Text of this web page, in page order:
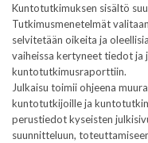
Kuntotutkimuksen sisältö
Tutkimusmenetelmät
selvitetään oikeita ja
vaiheissa kertyneet tiedot
kuntotutkimusraporttiin.
Julkaisu toimii ohjeena
kuntotutkijoille ja
perustiedot kyseisten
suunnitteluun,